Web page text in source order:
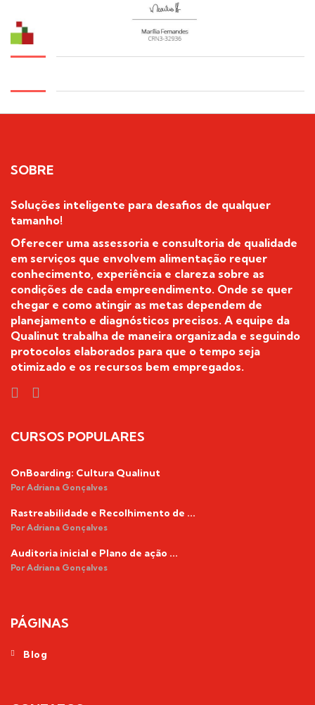
SOBRE
Soluções inteligente para desafios de qualquer
tamanho!
Oferecer uma assessoria e consultoria de qualidade
em serviços que envolvem alimentação requer
conhecimento, experiência e clareza sobre as
condições de cada empreendimento. Onde se quer
chegar e como atingir as metas dependem de
planejamento e diagnósticos precisos. A equipe da
Qualinut trabalha de maneira organizada e seguindo
protocolos elaborados para que o tempo seja
otimizado e os recursos bem empregados.
CURSOS POPULARES
OnBoarding: Cultura Qualinut
Por Adriana Gonçalves
Rastreabilidade e Recolhimento de ...
Por Adriana Gonçalves
Auditoria inicial e Plano de ação ...
Por Adriana Gonçalves
PÁGINAS
Blog